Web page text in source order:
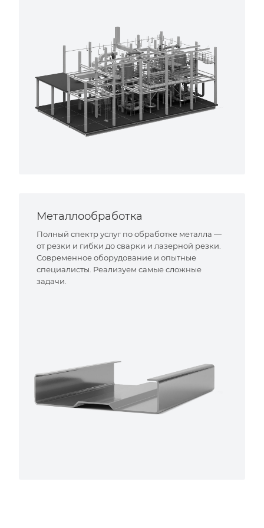
Металлообработка
Полный спектр услуг по обработке металла —
от резки и гибки до сварки и лазерной резки.
Современное оборудование и опытные
специалисты. Реализуем самые сложные
задачи.